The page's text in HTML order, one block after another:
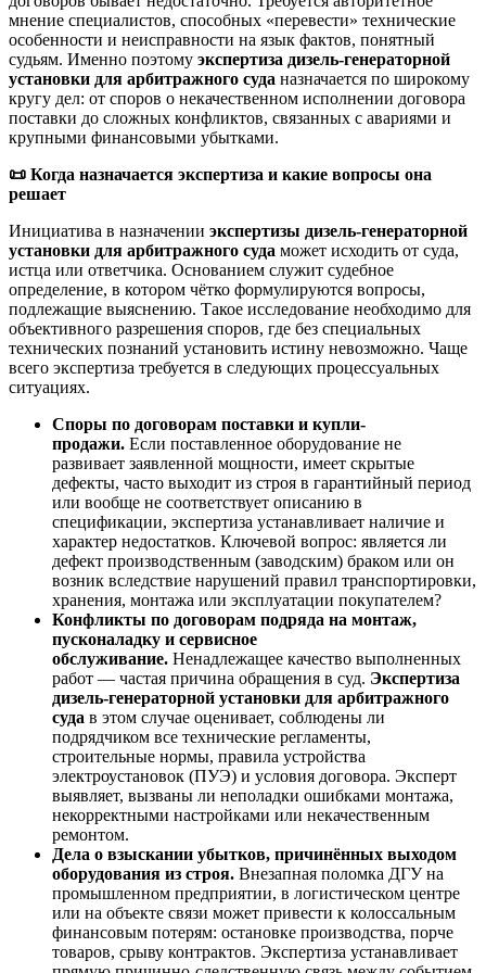
мнение специалистов, способных «перевести» технические
особенности и неисправности на язык фактов, понятный
судьям. Именно поэтому экспертиза дизель-генераторной
установки для арбитражного суда назначается по широкому
кругу дел: от споров о некачественном исполнении договора
поставки до сложных конфликтов, связанных с авариями и
крупными финансовыми убытками.
📜 Когда назначается экспертиза и какие вопросы она
решает
Инициатива в назначении экспертизы дизель-генераторной
установки для арбитражного суда может исходить от суда,
истца или ответчика. Основанием служит судебное
определение, в котором чётко формулируются вопросы,
подлежащие выяснению. Такое исследование необходимо для
объективного разрешения споров, где без специальных
технических познаний установить истину невозможно. Чаще
всего экспертиза требуется в следующих процессуальных
ситуациях.
Споры по договорам поставки и купли-
продажи. Если поставленное оборудование не
развивает заявленной мощности, имеет скрытые
дефекты, часто выходит из строя в гарантийный период
или вообще не соответствует описанию в
спецификации, экспертиза устанавливает наличие и
характер недостатков. Ключевой вопрос: является ли
дефект производственным (заводским) браком или он
возник вследствие нарушений правил транспортировки,
хранения, монтажа или эксплуатации покупателем?
Конфликты по договорам подряда на монтаж,
пусконаладку и сервисное
обслуживание. Ненадлежащее качество выполненных
работ — частая причина обращения в суд. Экспертиза
дизель-генераторной установки для арбитражного
суда в этом случае оценивает, соблюдены ли
подрядчиком все технические регламенты,
строительные нормы, правила устройства
электроустановок (ПУЭ) и условия договора. Эксперт
выявляет, вызваны ли неполадки ошибками монтажа,
некорректными настройками или некачественным
ремонтом.
Дела о взыскании убытков, причинённых выходом
оборудования из строя. Внезапная поломка ДГУ на
промышленном предприятии, в логистическом центре
или на объекте связи может привести к колоссальным
финансовым потерям: остановке производства, порче
товаров, срыву контрактов. Экспертиза устанавливает